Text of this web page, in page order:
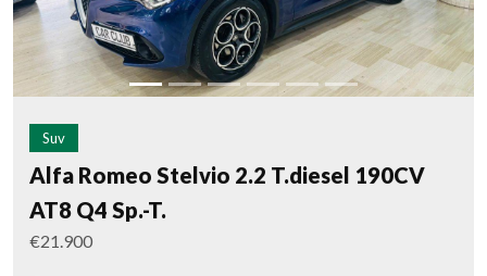
Suv
Alfa Romeo Stelvio 2.2 T.diesel 190CV
AT8 Q4 Sp.-T.
€21.900